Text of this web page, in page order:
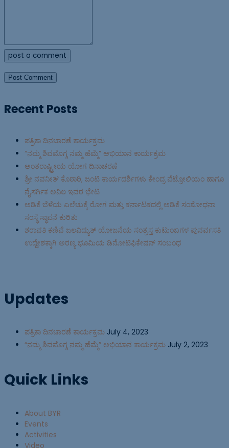
post a comment
Recent Posts
ಪತ್ರಿಕಾ ದಿನಚಾರಣೆ ಕಾರ್ಯಕ್ರಮ
“ನಮ್ಮ ಶಿವಮೊಗ್ಗ ನಮ್ಮ ಹೆಮ್ಮೆ” ಅಭಿಯಾನ ಕಾರ್ಯಕ್ರಮ
ಅಂತರಾಷ್ಟ್ರೀಯ ಯೋಗ ದಿನಾಚರಣೆ
ಶ್ರೀ ನವನೀತ್ ಕೊಠಾರಿ, ಜಂಟಿ ಕಾರ್ಯದರ್ಶಿಗಳು ಕೇಂದ್ರ ಪೆಟ್ರೋಲಿಯಂ ಹಾಗೂ
ನೈಸರ್ಗಿಕ ಅನಿಲ ಇವರ ಭೇಟಿ
ಅಡಿಕೆ ಬೆಳೆಯ ಎಲೆಚುಕ್ಕೆ ರೋಗ ಮತ್ತು ಕರ್ನಾಟಕದಲ್ಲಿ ಅಡಿಕೆ ಸಂಶೋಧನಾ
ಸಂಸ್ಥೆ ಸ್ಥಾಪನೆ ಕುರಿತು
ಶರಾವತಿ ಕಣಿವೆ ಜಲವಿದ್ಯುತ್ ಯೋಜನೆಯ ಸಂತ್ರಸ್ತ ಕುಟುಂಬಗಳ ಪುನರ್ವಸತಿ
ಉದ್ದೇಶಕ್ಕಾಗಿ ಅರಣ್ಯ ಭೂಮಿಯ ಡಿನೋಟಿಫಿಕೇಷನ್ ಸಂಬಂಧ
Updates
ಪತ್ರಿಕಾ ದಿನಚಾರಣೆ ಕಾರ್ಯಕ್ರಮ July 4, 2023
“ನಮ್ಮ ಶಿವಮೊಗ್ಗ ನಮ್ಮ ಹೆಮ್ಮೆ” ಅಭಿಯಾನ ಕಾರ್ಯಕ್ರಮ July 2, 2023
Quick Links
About BYR
Events
Activities
Video